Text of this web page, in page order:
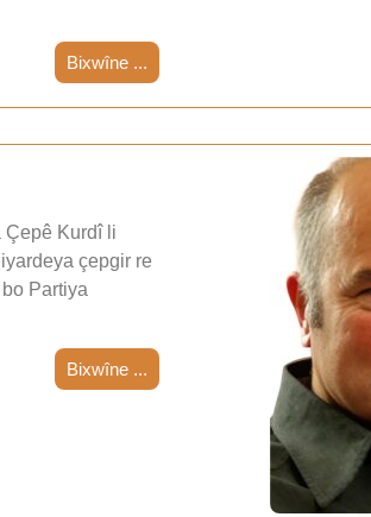
Bixwîne ...
Çepê Kurdî li
çepgir re
Partiya
Bixwîne ...